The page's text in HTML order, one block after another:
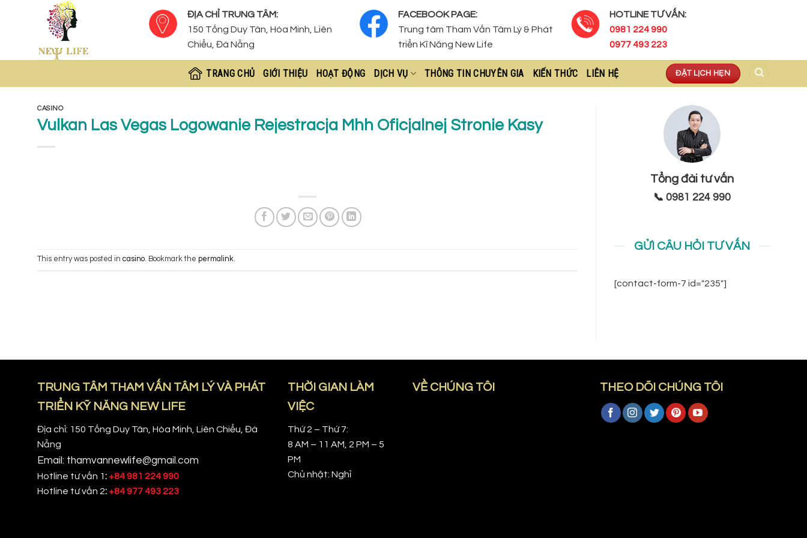
ĐỊA CHỈ TRUNG TÂM:
150 Tống Duy Tân, Hòa Minh, Liên
Chiểu, Đà Nẵng
FACEBOOK PAGE:
Trung tâm Tham Vấn Tâm Lý & Phát
triển Kĩ Năng New Life
HOTLINE TƯ VẤN:
0981 224 990
0977 493 223
TRANG CHỦ GIỚI THIỆU HOẠT ĐỘNG DỊCH VỤ THÔNG TIN CHUYÊN GIA KIẾN THỨC LIÊN HỆ ĐẶT LỊCH HẸN
CASINO
Vulkan Las Vegas Logowanie Rejestracja Mhh Oficjalnej Stronie Kasy
This entry was posted in casino. Bookmark the permalink.
Tổng đài tư vấn
📞 0981 224 990
GỬI CÂU HỎI TƯ VẤN
[contact-form-7 id="235"]
TRUNG TÂM THAM VẤN TÂM LÝ VÀ PHÁT
TRIỂN KỸ NĂNG NEW LIFE
Địa chỉ: 150 Tống Duy Tân, Hòa Minh, Liên Chiểu, Đà
Nẵng
Email: thamvannewlife@gmail.com
Hotline tư vấn 1: +84 981 224 990
Hotline tư vấn 2: +84 977 493 223
THỜI GIAN LÀM
VIỆC
Thứ 2 – Thứ 7:
8 AM – 11 AM, 2 PM – 5
PM
Chủ nhật: Nghỉ
VỀ CHÚNG TÔI THEO DÕI CHÚNG TÔI